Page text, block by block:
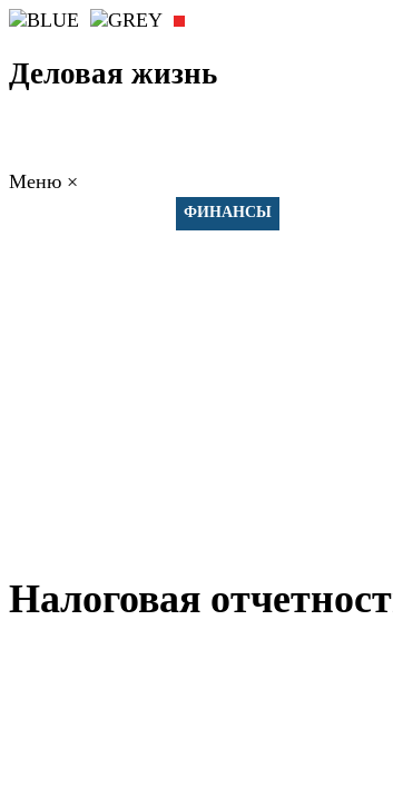
Деловая жизнь
Меню ×
ФИНАНСЫ
Налоговая